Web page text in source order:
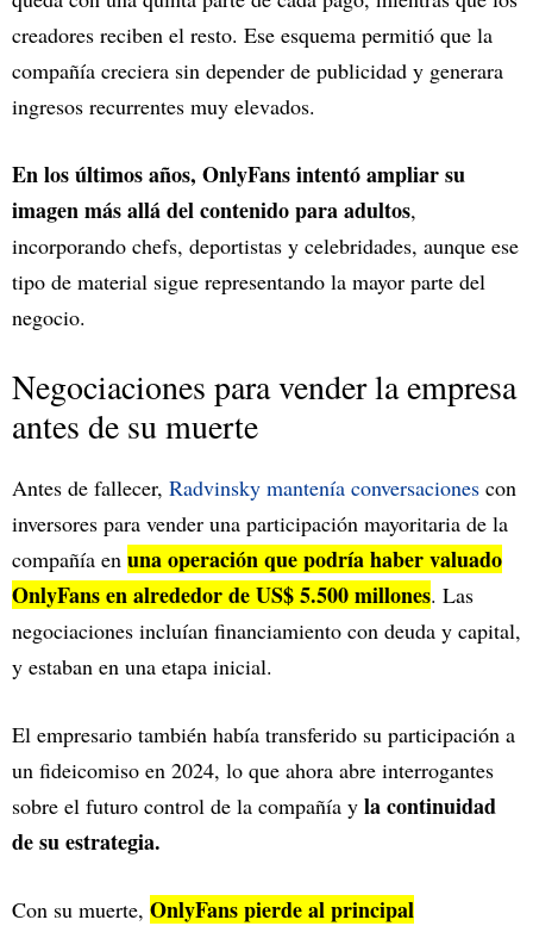
creadores reciben el resto. Ese esquema permitió que la
compañía creciera sin depender de publicidad y generara
ingresos recurrentes muy elevados.
En los últimos años, OnlyFans intentó ampliar su
imagen más allá del contenido para adultos,
incorporando chefs, deportistas y celebridades, aunque ese
tipo de material sigue representando la mayor parte del
negocio.
Negociaciones para vender la empresa
antes de su muerte
Antes de fallecer, Radvinsky mantenía conversaciones con
inversores para vender una participación mayoritaria de la
compañía en una operación que podría haber valuado
OnlyFans en alrededor de US$ 5.500 millones. Las
negociaciones incluían financiamiento con deuda y capital,
y estaban en una etapa inicial.
El empresario también había transferido su participación a
un fideicomiso en 2024, lo que ahora abre interrogantes
sobre el futuro control de la compañía y la continuidad
de su estrategia.
Con su muerte, OnlyFans pierde al principal